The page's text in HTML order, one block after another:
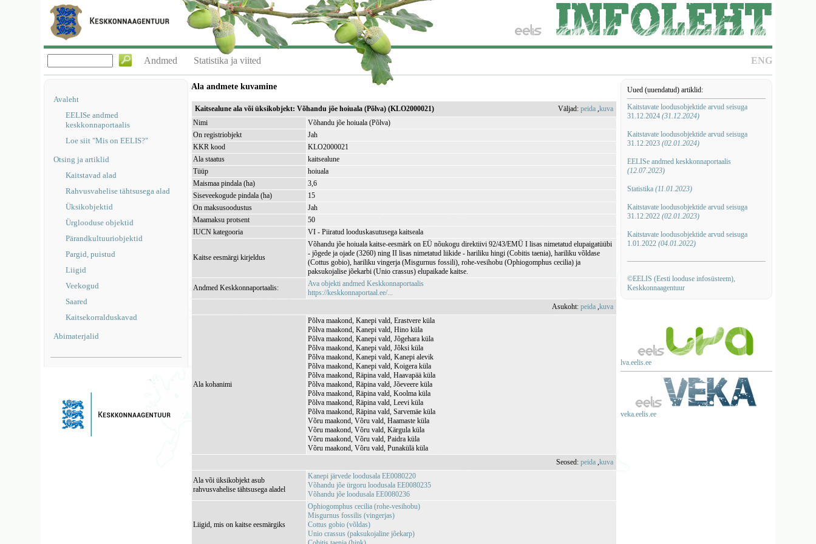
ENG
Andmed Statistika ja viited
Avaleht
EELISe andmed
keskkonnaportaalis
Loe siit "Mis on EELIS?"
Otsing ja artiklid
Kaitstavad alad
Rahvusvahelise tähtsusega alad
Üksikobjektid
Ürglooduse objektid
Pärandkultuuriobjektid
Pargid, puistud
Liigid
Veekogud
Saared
Kaitsekorralduskavad
Abimaterjalid
Uued (uuendatud) artiklid:
Kaitstavate loodusobjektide arvud seisuga
31.12.2024 (31.12.2024)
Kaitstavate loodusobjektide arvud seisuga
31.12.2023 (02.01.2024)
EELISe andmed keskkonnaportaalis
(12.07.2023)
Statistika (11.01.2023)
Kaitstavate loodusobjektide arvud seisuga
31.12.2022 (02.01.2023)
Kaitstavate loodusobjektide arvud seisuga
1.01.2022 (04.01.2022)
©EELIS (Eesti looduse infosüsteem),
Keskkonnaagentuur
lva.eelis.ee
veka.eelis.ee
Ala andmete kuvamine
Kaitsealune ala või üksikobjekt: Võhandu jõe hoiuala (Põlva) (KLO2000021) Väljad:peida ,kuva
Nimi
Võhandu jõe hoiuala (Põlva)
On registriobjekt
Jah
KKR kood
KLO2000021
Ala staatus
kaitsealune
Tüüp
hoiuala
Maismaa pindala (ha)
3,6
Siseveekogude pindala (ha)
15
On maksusoodustus
Jah
Maamaksu protsent
50
IUCN kategooria
VI - Piiratud looduskasutusega kaitseala
Kaitse eesmärgi kirjeldus
Võhandu jõe hoiuala kaitse-eesmärk on EÜ nõukogu direktiivi 92/43/EMÜ I lisas nimetatud elupaigatüübi
- jõgede ja ojade (3260) ning II lisas nimetatud liikide - hariliku hingi (Cobitis taenia), hariliku võldase
(Cottus gobio), hariliku vingerja (Misgurnus fossili), rohe-vesihobu (Ophiogomphus cecilia) ja
paksukojalise jõekarbi (Unio crassus) elupaikade kaitse.
Andmed Keskkonnaportaalis:
Ava objekti andmed Keskkonnaportaalis
https://keskkonnaportaal.ee/...
Asukoht:peida ,kuva
Ala kohanimi
Põlva maakond, Kanepi vald, Erastvere küla
Põlva maakond, Kanepi vald, Hino küla
Põlva maakond, Kanepi vald, Jõgehara küla
Põlva maakond, Kanepi vald, Jõksi küla
Põlva maakond, Kanepi vald, Kanepi alevik
Põlva maakond, Kanepi vald, Koigera küla
Põlva maakond, Räpina vald, Haavapää küla
Põlva maakond, Räpina vald, Jõeveere küla
Põlva maakond, Räpina vald, Koolma küla
Põlva maakond, Räpina vald, Leevi küla
Põlva maakond, Räpina vald, Sarvemäe küla
Võru maakond, Võru vald, Haamaste küla
Võru maakond, Võru vald, Kärgula küla
Võru maakond, Võru vald, Paidra küla
Võru maakond, Võru vald, Punakülä küla
Seosed:peida ,kuva
Ala või üksikobjekt asub
rahvusvahelise tähtsusega aladel
Kanepi järvede loodusala EE0080220
Võhandu jõe ürgoru loodusala EE0080235
Võhandu jõe loodusala EE0080236
Liigid, mis on kaitse eesmärgiks
Ophiogomphus cecilia (rohe-vesihobu)
Misgurnus fossilis (vingerjas)
Cottus gobio (võldas)
Unio crassus (paksukojaline jõekarp)